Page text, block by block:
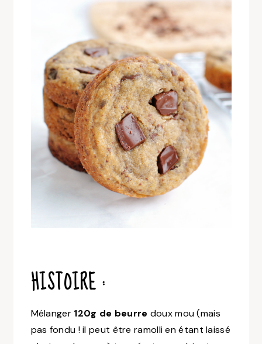
HISTOIRE :
Mélanger 120g de beurre doux mou (mais
pas fondu ! il peut être ramolli en étant laissé